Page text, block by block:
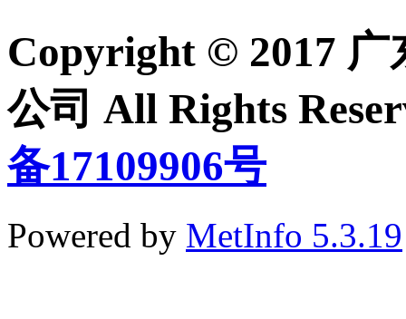
Copyright © 2017
公司 All Rights
备17109906号
Powered by MetInfo 5.3.19